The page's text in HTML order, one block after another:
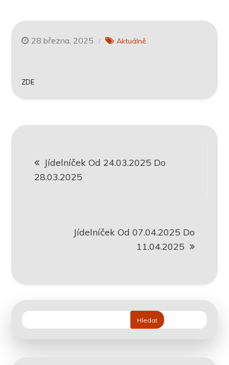
28 března, 2025 Aktuálně
ZDE
proJídelníček Od 24.03.2025 Do
28.03.2025
Jídelníček Od 07.04.2025 Do
11.04.2025
Hledat